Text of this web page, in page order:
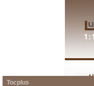
Tocplus